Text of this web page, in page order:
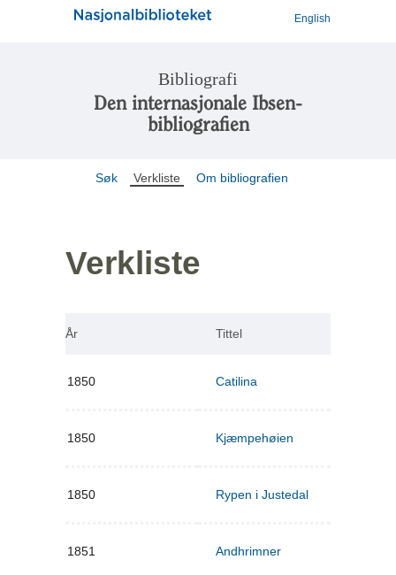
English
Bibliografi
Den internasjonale Ibsen-
bibliografien
Søk Verkliste Om bibliografien
Verkliste
År Tittel
1850 Catilina
1850 Kjæmpehøien
1850 Rypen i Justedal
1851 Andhrimner